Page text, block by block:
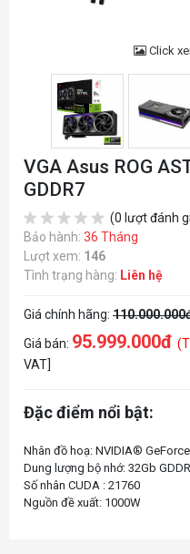
Click
VGA Asus ROG
GDDR7
(0 lượt đánh
Bảo hành: 36 Tháng
Lượt xem: 146
Tình trạng hàng: Liên hệ
Giá chính hãng:
Giá bán: 95.999.000đ
VAT]
Đặc điểm nổi bật:
Nhân đồ hoạ: NVIDIA®
Dung lượng bộ nhớ: 32Gb
Số nhân CUDA : 21760